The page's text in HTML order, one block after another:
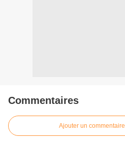
Commentaires
Ajouter un commentaire